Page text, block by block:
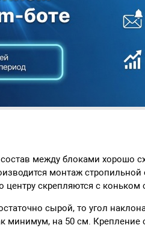
между блоками хорошо
монтаж
центру скрепляются с
сырой, то угол
минимум, на 50 см.